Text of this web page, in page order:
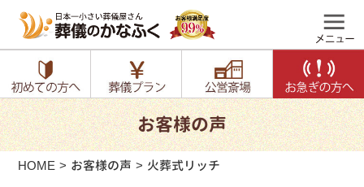
お客様の声
HOME お客様の声 火葬式リッチ